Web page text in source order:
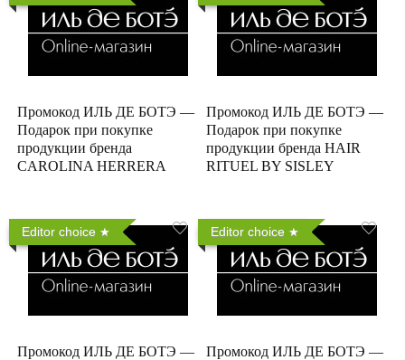
Промокод ИЛЬ ДЕ БОТЭ —
Подарок при покупке
продукции бренда
CAROLINA HERRERA
Промокод ИЛЬ ДЕ БОТЭ —
Подарок при покупке
продукции бренда HAIR
RITUEL BY SISLEY
Editor choice
Промокод ИЛЬ ДЕ БОТЭ —
Editor choice
Промокод ИЛЬ ДЕ БОТЭ —